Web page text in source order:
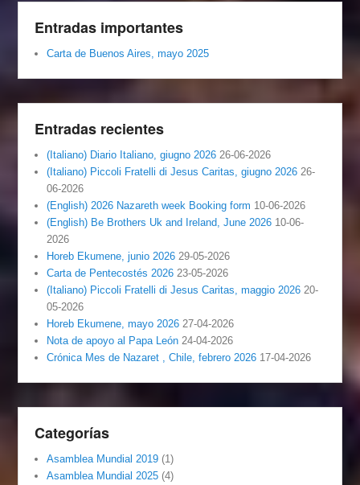
Entradas importantes
Carta de Buenos Aires, mayo 2025
Entradas recientes
(Italiano) Diario Italiano, giugno 2026 26-06-2026
(Italiano) Piccoli Fratelli di Jesus Caritas, giugno 2026 26-
06-2026
(English) 2026 Nazareth week Booking form 10-06-2026
(English) Be Brothers Uk and Ireland, June 2026 10-06-
2026
Horeb Ekumene, junio 2026 29-05-2026
Carta de Pentecostés 2026 23-05-2026
(Italiano) Piccoli Fratelli di Jesus Caritas, maggio 2026 20-
05-2026
Horeb Ekumene, mayo 2026 27-04-2026
Nota de apoyo al Papa León 24-04-2026
Crónica Mes de Nazaret , Chile, febrero 2026 17-04-2026
Categorías
Asamblea Mundial 2019 (1)
Asamblea Mundial 2025 (4)